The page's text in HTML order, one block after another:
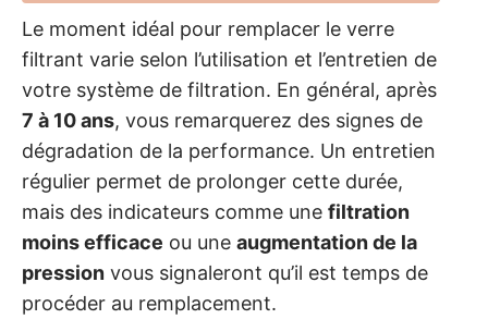
Le moment idéal pour remplacer le verre
filtrant varie selon l’utilisation et l’entretien de
votre système de filtration. En général, après
7 à 10 ans, vous remarquerez des signes de
dégradation de la performance. Un entretien
régulier permet de prolonger cette durée,
mais des indicateurs comme une filtration
moins efficace ou une augmentation de la
pression vous signaleront qu’il est temps de
procéder au remplacement.